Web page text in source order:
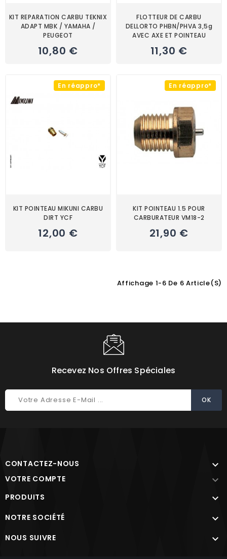
KIT REPARATION CARBU TEKNIX
ADAPT MBK / YAMAHA /
PEUGEOT
10,80 €
FLOTTEUR DE CARBU
DELLORTO PHBN/PHVA 3,5g
AVEC AXE ET POINTEAU
11,30 €
En réappro*
KIT POINTEAU MIKUNI CARBU
DIRT YCF
12,00 €
En réappro*
KIT POINTEAU 1.5 POUR
CARBURATEUR VM18-2
21,90 €
Affichage 1-6 De 6 Article(s)
Recevez Nos Offres Spéciales
CONTACTEZ-NOUS 
VOTRE COMPTE 
PRODUITS 
NOTRE SOCIÉTÉ 
NOUS SUIVRE 